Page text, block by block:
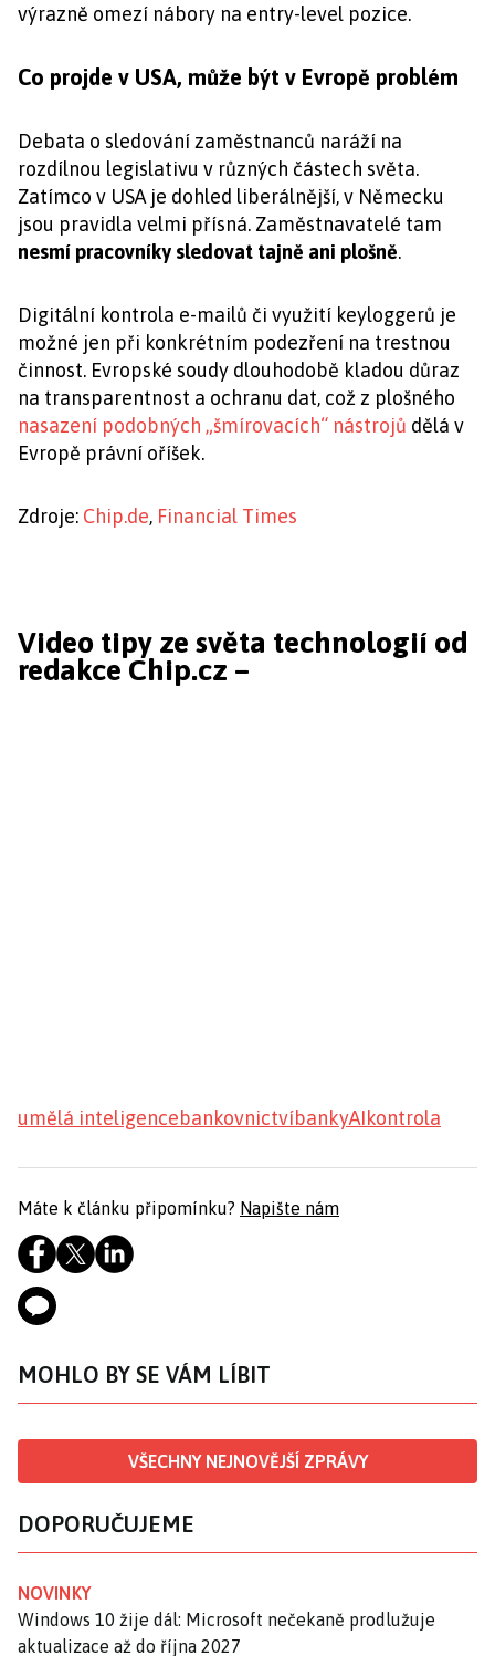
výrazně omezí nábory na entry-level pozice.
Co projde v USA, může být v Evropě problém
Debata o sledování zaměstnanců naráží na
rozdílnou legislativu v různých částech světa.
Zatímco v USA je dohled liberálnější, v Německu
jsou pravidla velmi přísná. Zaměstnavatelé tam
nesmí pracovníky sledovat tajně ani plošně.
Digitální kontrola e-mailů či využití keyloggerů je
možné jen při konkrétním podezření na trestnou
činnost. Evropské soudy dlouhodobě kladou důraz
na transparentnost a ochranu dat, což z plošného
nasazení podobných „šmírovacích“ nástrojů dělá v
Evropě právní oříšek.
Zdroje: Chip.de, Financial Times
Video tipy ze světa technologií od
redakce Chip.cz –
umělá inteligencebankovnictvíbankyAIkontrola
Máte k článku připomínku? Napište nám
MOHLO BY SE VÁM LÍBIT
VŠECHNY NEJNOVĚJŠÍ ZPRÁVY
DOPORUČUJEME
NOVINKY
Windows 10 žije dál: Microsoft nečekaně prodlužuje
aktualizace až do října 2027